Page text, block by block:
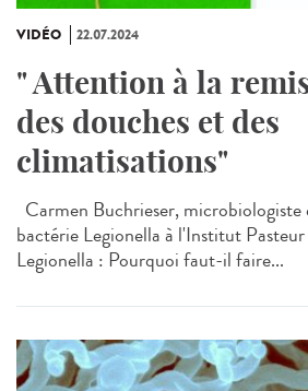
VIDÉO 22.07.2024
" Attention à la
des douches et des
climatisations"
Carmen Buchrieser, microbiologiste
bactérie Legionella à l'Institut
Legionella : Pourquoi faut-il faire...